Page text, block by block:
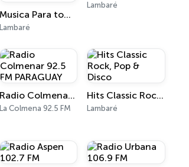
Musica Para tomar y Recordar entre Cumbia y Vallenatos Radio
Lambaré
Lambaré
Radio Colmenar 92.5 FM PARAGUAY
La Colmena 92.5 FM
Hits Classic Rock, Pop & Disco
Lambaré